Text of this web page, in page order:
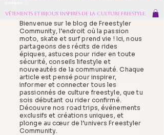
vêtements et bijoux inspirés de la culture freestyle.
Bienvenue sur le blog de Freestyler
Community, l’endroit où la passion
moto, skate et surf prend vie ! Ici, nous
partageons des récits de rides
épiques, astuces pour rider en toute
sécurité, conseils lifestyle et
nouveautés de la communauté. Chaque
article est pensé pour inspirer,
informer et connecter tous les
passionnés de culture freestyle, que tu
sois débutant ou rider confirmé.
Découvre nos road trips, événements
exclusifs et créations uniques, et
plonge au cœur de l’univers Freestyler
Community.